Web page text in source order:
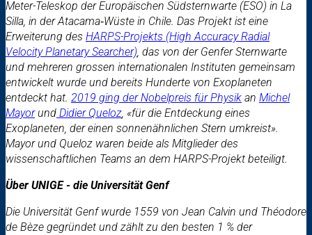
Meter-Teleskop der Europäischen Südsternwarte (ESO) in La
Silla, in der Atacama‑Wüste in Chile. Das Projekt ist eine
Erweiterung des HARPS-Projekts (High Accuracy Radial
Velocity Planetary Searcher), das von der Genfer Sternwarte
und mehreren grossen internationalen Instituten gemeinsam
entwickelt wurde und bereits Hunderte von Exoplaneten
entdeckt hat. 2019 ging der Nobelpreis für Physik an Michel
Mayorund Didier Queloz, «für die Entdeckung eines
Exoplaneten, der einen sonnenähnlichen Stern umkreist».
Mayor und Queloz waren beide als Mitglieder des
wissenschaftlichen Teams an dem HARPS-Projekt beteiligt.
Über UNIGE - die Universität Genf
Die Universität Genf wurde 1559 von Jean Calvin und Théodore
de Bèze gegründet und zählt zu den besten 1 % der